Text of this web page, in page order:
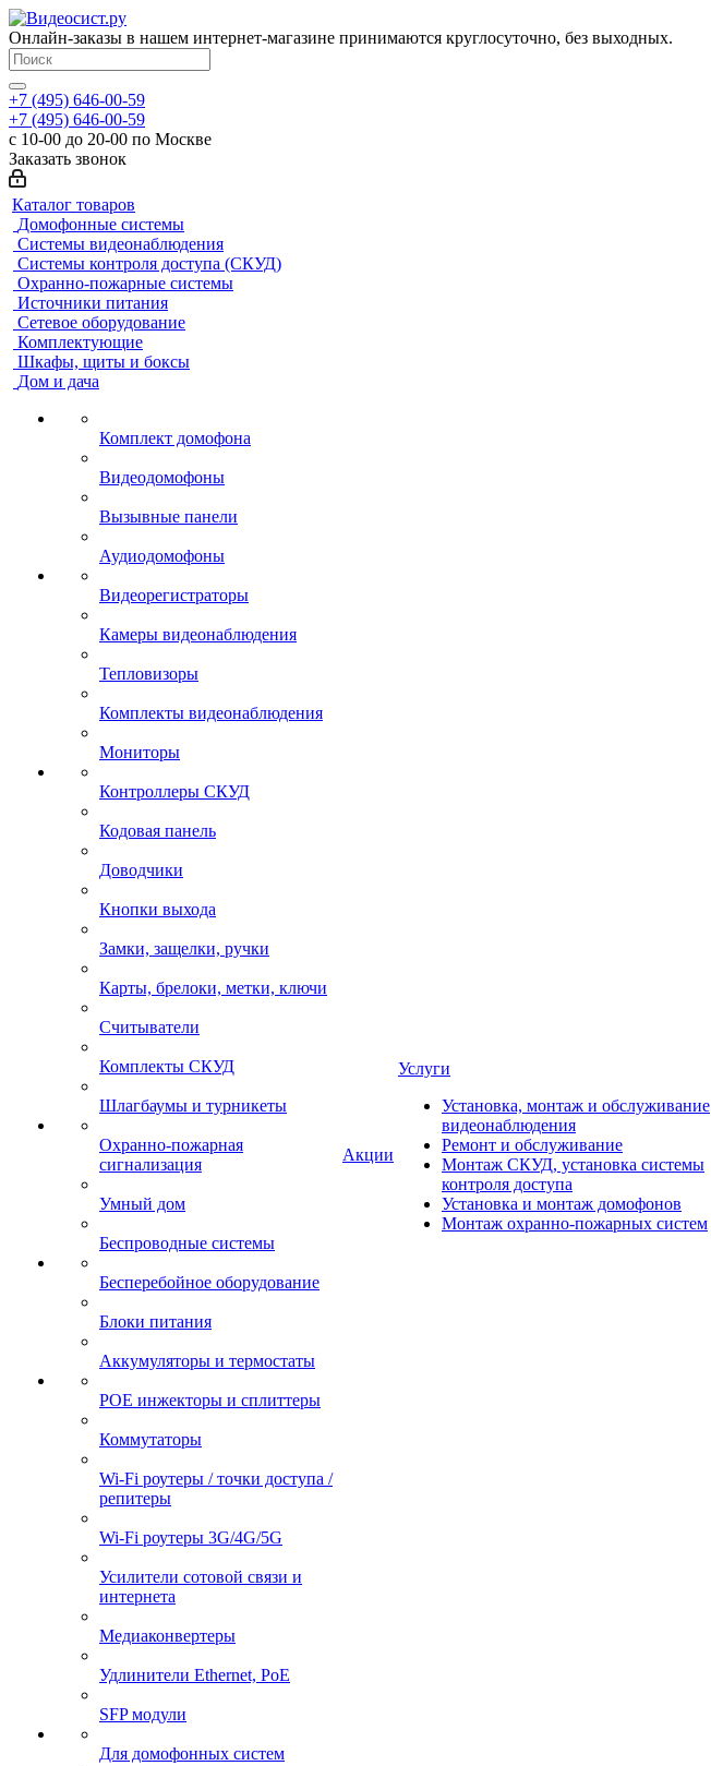
Онлайн-заказы в нашем интернет-магазине принимаются круглосуточно, без выходных.
+7 (495) 646-00-59
+7 (495) 646-00-59
с 10-00 до 20-00 по Москве
Заказать звонок
Каталог товаров
Домофонные системы
Системы видеонаблюдения
Системы контроля доступа (СКУД)
Охранно-пожарные системы
Источники питания
Сетевое оборудование
Комплектующие
Шкафы, щиты и боксы
Дом и дача
Комплект домофона
Видеодомофоны
Вызывные панели
Аудиодомофоны
Видеорегистраторы
Камеры видеонаблюдения
Тепловизоры
Комплекты видеонаблюдения
Мониторы
Контроллеры СКУД
Кодовая панель
Доводчики
Кнопки выхода
Замки, защелки, ручки
Карты, брелоки, метки, ключи
Считыватели
Комплекты СКУД
Шлагбаумы и турникеты
Охранно-пожарная
сигнализация
Умный дом
Беспроводные системы
Бесперебойное оборудование
Блоки питания
Аккумуляторы и термостаты
POE инжекторы и сплиттеры
Коммутаторы
Wi-Fi роутеры / точки доступа /
репитеры
Wi-Fi роутеры 3G/4G/5G
Усилители сотовой связи и
интернета
Медиаконвертеры
Удлинители Ethernet, PoE
SFP модули
Для домофонных систем
Акции
Услуги
Установка, монтаж и обслуживание
видеонаблюдения
Ремонт и обслуживание
Монтаж СКУД, установка системы
контроля доступа
Установка и монтаж домофонов
Монтаж охранно-пожарных систем